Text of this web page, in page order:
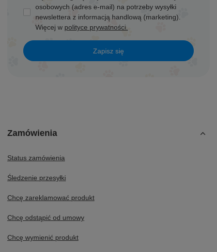
osobowych (adres e-mail) na potrzeby wysyłki
newslettera z informacją handlową (marketing).
Więcej w polityce prywatności.
Zapisz się
Zamówienia
Status zamówienia
Śledzenie przesyłki
Chcę zareklamować produkt
Chcę odstąpić od umowy
Chcę wymienić produkt